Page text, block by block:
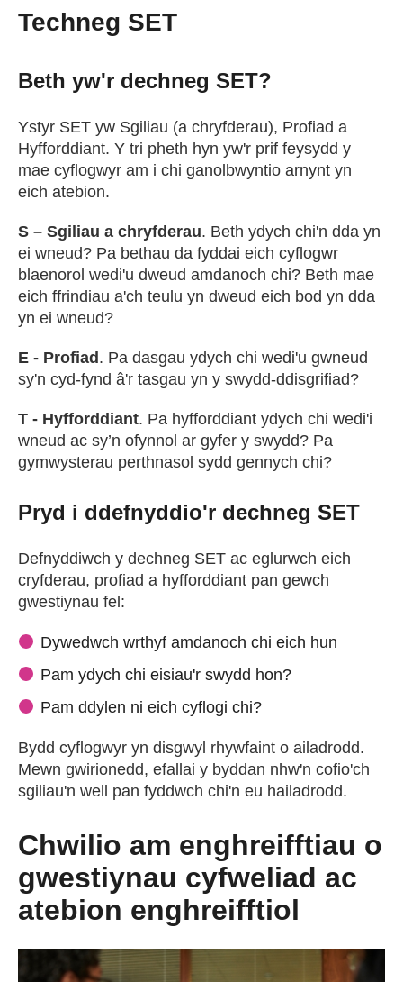
Techneg SET
Beth yw'r dechneg SET?
Ystyr SET yw Sgiliau (a chryfderau), Profiad a
Hyfforddiant. Y tri pheth hyn yw'r prif feysydd y
mae cyflogwyr am i chi ganolbwyntio arnynt yn
eich atebion.
S – Sgiliau a chryfderau. Beth ydych chi'n dda yn
ei wneud? Pa bethau da fyddai eich cyflogwr
blaenorol wedi'u dweud amdanoch chi? Beth mae
eich ffrindiau a'ch teulu yn dweud eich bod yn dda
yn ei wneud?
E - Profiad . Pa dasgau ydych chi wedi'u gwneud
sy'n cyd-fynd â'r tasgau yn y swydd-ddisgrifiad?
T - Hyfforddiant. Pa hyfforddiant ydych chi wedi'i
wneud ac sy’n ofynnol ar gyfer y swydd? Pa
gymwysterau perthnasol sydd gennych chi?
Pryd i ddefnyddio'r dechneg SET
Defnyddiwch y dechneg SET ac eglurwch eich
cryfderau, profiad a hyfforddiant pan gewch
gwestiynau fel:
Dywedwch wrthyf amdanoch chi eich hun
Pam ydych chi eisiau'r swydd hon?
Pam ddylen ni eich cyflogi chi?
Bydd cyflogwyr yn disgwyl rhywfaint o ailadrodd.
Mewn gwirionedd, efallai y byddan nhw'n cofio'ch
sgiliau'n well pan fyddwch chi'n eu hailadrodd.
Chwilio am enghreifftiau o
gwestiynau cyfweliad ac
atebion enghreifftiol